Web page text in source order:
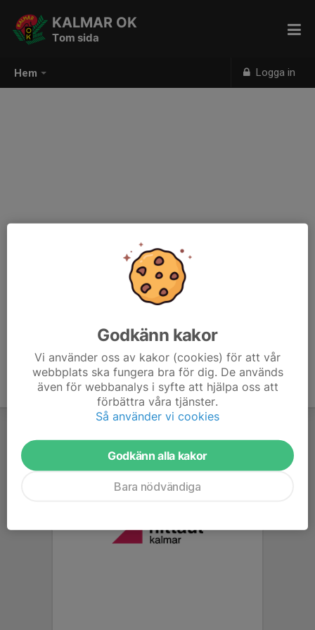
Hem Logga in
KALMAR OK
Tom sida
Godkänn kakor
Vi använder oss av kakor (cookies) för att vår
webbplats ska fungera bra för dig. De används
även för webbanalys i syfte att hjälpa oss att
förbättra våra tjänster.
Så använder vi cookies
Godkänn alla kakor
Bara nödvändiga